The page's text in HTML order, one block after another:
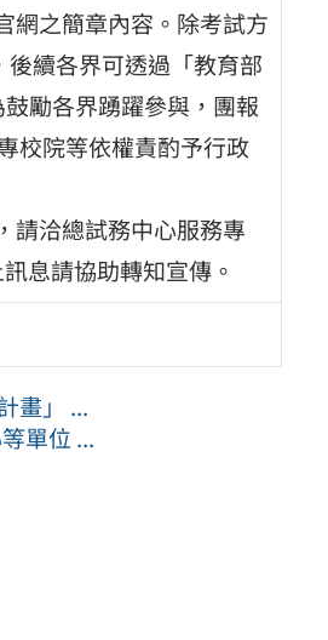
網之簡章內容。除考試方
續各界可透過「教育部
勵各界踴躍參與，團報
校院等依權責酌予行政
請洽總試務中心服務專
息請協助轉知宣傳。
畫」 ...
單位 ...